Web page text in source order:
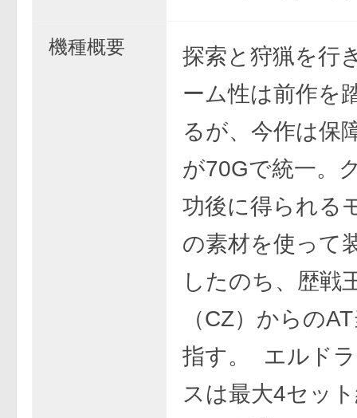
機種概要
探索と狩猟を行
ーム性は前作を
るが、今作は保
が70Gで統一。
功後に得られる
の素材を使って
したのち、歴戦
（CZ）からの
指す。 エルド
スは最大4セッ